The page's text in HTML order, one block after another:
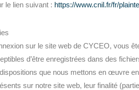
le lien suivant : https://www.cnil.fr/fr/
sur le site web de CYCEO, vous
d’être enregistrées dans des
que nous mettons en œuvre
sur notre site web, leur finalité